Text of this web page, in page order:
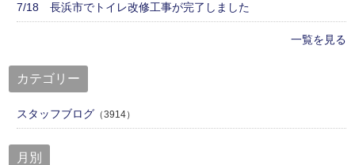
7/18 長浜市でトイレ改修工事が完了しました
一覧を見る
カテゴリー
スタッフブログ （3914）
月別